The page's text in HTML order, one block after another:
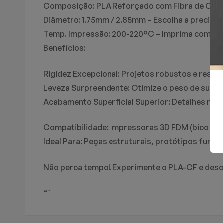
Composição: PLA Reforçado com Fibra de
Diâmetro: 1.75mm / 2.85mm – Escolha a
Temp. Impressão: 200-220°C – Imprima com
Benefícios:
Rigidez Excepcional: Projetos robustos e
Leveza Surpreendente: Otimize o peso de
Acabamento Superficial Superior: Detalhes
Compatibilidade: Impressoras 3D FDM (bico
Ideal Para: Peças estruturais, protótipos
Não perca tempo! Experimente o PLA-CF e
“`